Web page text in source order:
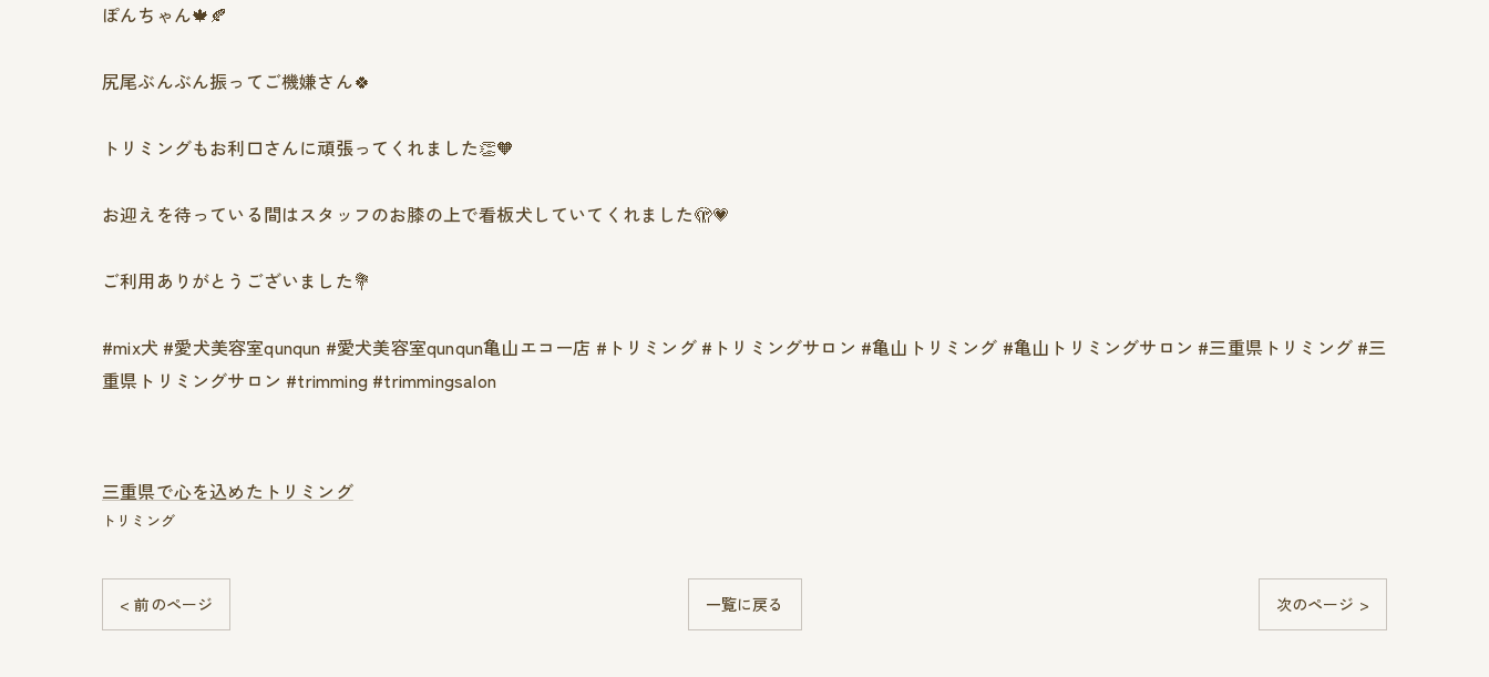
ぽんちゃん🍁🍂
尻尾ぶんぶん振ってご機嫌さん🍀
トリミングもお利口さんに頑張ってくれました👏🧡
お迎えを待っている間はスタッフのお膝の上で看板犬していてくれました🫣💗
ご利用ありがとうございました💐
#mix犬 #愛犬美容室qunqun #愛犬美容室qunqun亀山エコー店 #トリミング #トリミングサロン #亀山トリミング #亀山トリミングサロン #三重県トリミング #三
重県トリミングサロン #trimming #trimmingsalon
三重県で心を込めたトリミング
トリミング
< 前のページ 一覧に戻る 次のページ >